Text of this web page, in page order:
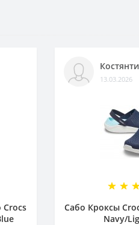
Crocs
13.03.2026
Сабо Кроксы
Navy/